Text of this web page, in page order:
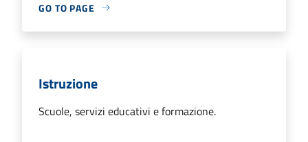
GO TO PAGE
Istruzione
Scuole, servizi educativi e formazione.